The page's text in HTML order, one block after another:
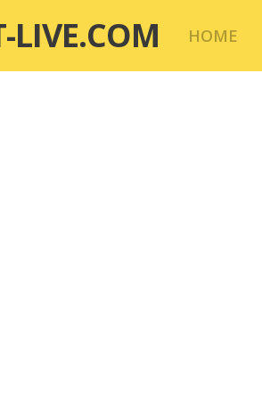
LIVE.COM HOME